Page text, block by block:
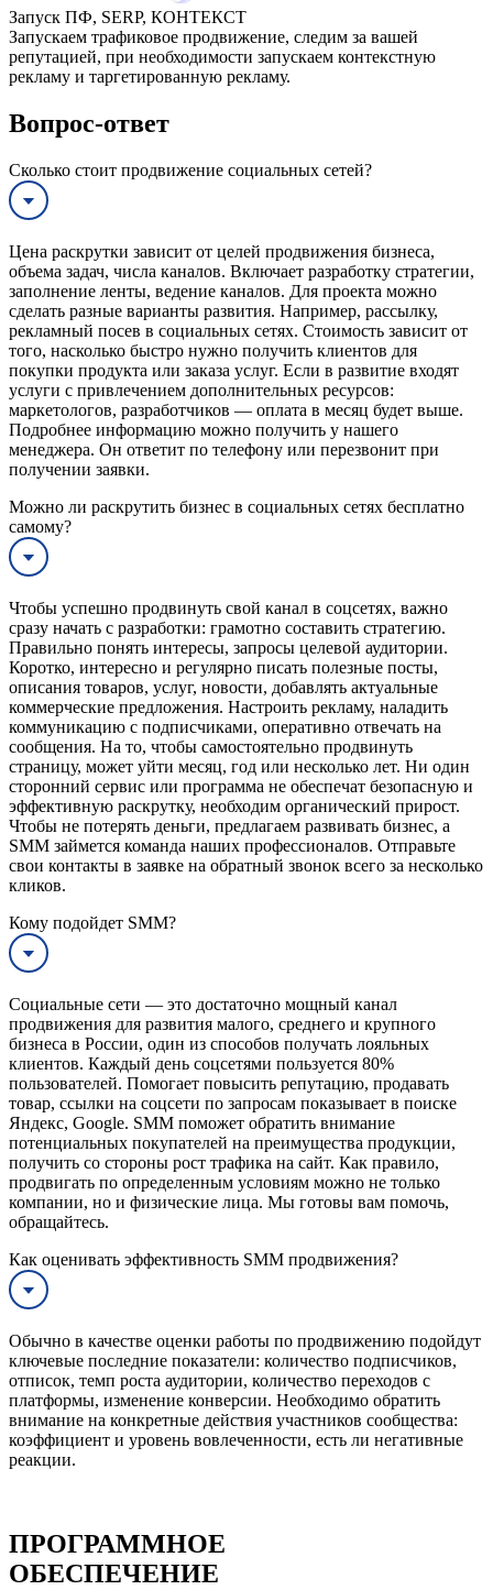
Запуск ПФ, SERP, КОНТЕКСТ
Запускаем трафиковое продвижение, следим за вашей
репутацией, при необходимости запускаем контекстную
рекламу и таргетированную рекламу.
Вопрос-ответ
Сколько стоит продвижение социальных сетей?
Цена раскрутки зависит от целей продвижения бизнеса,
объема задач, числа каналов. Включает разработку стратегии,
заполнение ленты, ведение каналов. Для проекта можно
сделать разные варианты развития. Например, рассылку,
рекламный посев в социальных сетях. Стоимость зависит от
того, насколько быстро нужно получить клиентов для
покупки продукта или заказа услуг. Если в развитие входят
услуги с привлечением дополнительных ресурсов:
маркетологов, разработчиков — оплата в месяц будет выше.
Подробнее информацию можно получить у нашего
менеджера. Он ответит по телефону или перезвонит при
получении заявки.
Можно ли раскрутить бизнес в социальных сетях бесплатно
самому?
Чтобы успешно продвинуть свой канал в соцсетях, важно
сразу начать с разработки: грамотно составить стратегию.
Правильно понять интересы, запросы целевой аудитории.
Коротко, интересно и регулярно писать полезные посты,
описания товаров, услуг, новости, добавлять актуальные
коммерческие предложения. Настроить рекламу, наладить
коммуникацию с подписчиками, оперативно отвечать на
сообщения. На то, чтобы самостоятельно продвинуть
страницу, может уйти месяц, год или несколько лет. Ни один
сторонний сервис или программа не обеспечат безопасную и
эффективную раскрутку, необходим органический прирост.
Чтобы не потерять деньги, предлагаем развивать бизнес, а
SMM займется команда наших профессионалов. Отправьте
свои контакты в заявке на обратный звонок всего за несколько
кликов.
Кому подойдет SMM?
Социальные сети — это достаточно мощный канал
продвижения для развития малого, среднего и крупного
бизнеса в России, один из способов получать лояльных
клиентов. Каждый день соцсетями пользуется 80%
пользователей. Помогает повысить репутацию, продавать
товар, ссылки на соцсети по запросам показывает в поиске
Яндекс, Google. SMM поможет обратить внимание
потенциальных покупателей на преимущества продукции,
получить со стороны рост трафика на сайт. Как правило,
продвигать по определенным условиям можно не только
компании, но и физические лица. Мы готовы вам помочь,
обращайтесь.
Как оценивать эффективность SMM продвижения?
Обычно в качестве оценки работы по продвижению подойдут
ключевые последние показатели: количество подписчиков,
отписок, темп роста аудитории, количество переходов с
платформы, изменение конверсии. Необходимо обратить
внимание на конкретные действия участников сообщества:
коэффициент и уровень вовлеченности, есть ли негативные
реакции.
ПРОГРАММНОЕ
ОБЕСПЕЧЕНИЕ